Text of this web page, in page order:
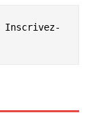
Inscrivez-